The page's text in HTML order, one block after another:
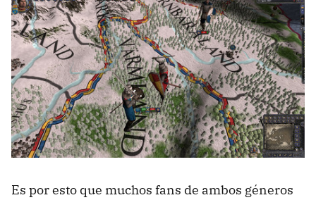
Es por esto que muchos fans de ambos géneros